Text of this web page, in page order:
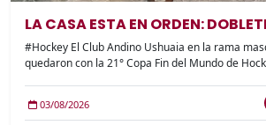
LA CASA ESTA EN ORDEN:
#Hockey El Club Andino Ushuaia en la rama
quedaron con la 21° Copa Fin del Mundo de
03/08/2026